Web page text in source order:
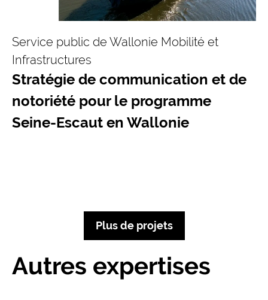
Service public de Wallonie Mobilité et
Infrastructures
Stratégie de communication et de
notoriété pour le programme
Seine-Escaut en Wallonie
Plus de projets
Autres expertises